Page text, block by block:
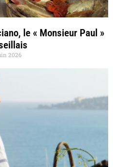
le « Monsieur Paul »
2026